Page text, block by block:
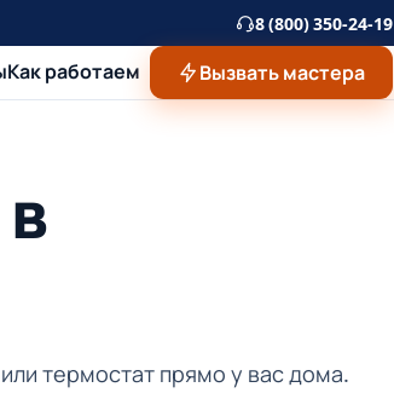
8 (800) 350-24-19
Как работаем Вызвать мастера
термостат прямо у вас дома.